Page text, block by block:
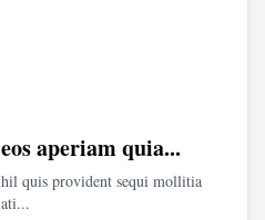
aperiam quia...
quis provident sequi mollitia